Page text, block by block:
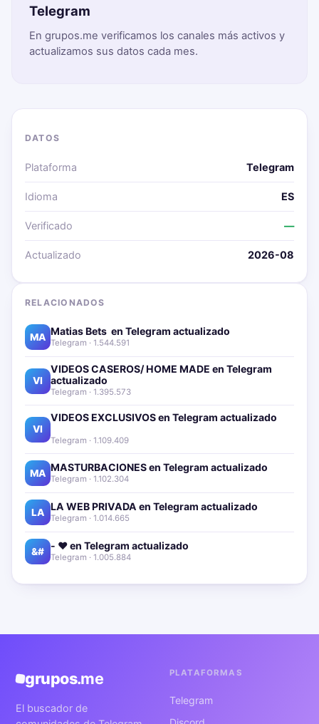
Telegram
En grupos.me verificamos los canales más activos y
actualizamos sus datos cada mes.
DATOS
Plataforma Telegram
Idioma ES
Verificado —
Actualizado 2026-08
RELACIONADOS
MA Matias Bets ‍ en Telegram actualizado📱🔥
Telegram · 1.544.591
VI
VIDEOS CASEROS/ HOME MADE en Telegram
actualizado📱🔥
Telegram · 1.395.573
VI
VIDEOS EXCLUSIVOS en Telegram actualizado📱
Telegram · 1.109.409
MA MASTURBACIONES en Telegram actualizado📱🔥
Telegram · 1.102.304
LA LA WEB PRIVADA en Telegram actualizado📱🔥
Telegram · 1.014.665
&# - ❤️ en Telegram actualizado📱🔥
Telegram · 1.005.884
grupos.me
El buscador de
PLATAFORMAS
Telegram